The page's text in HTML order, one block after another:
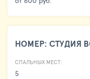
НОМЕР: СТУДИЯ
СПАЛЬНЫХ МЕСТ:
5